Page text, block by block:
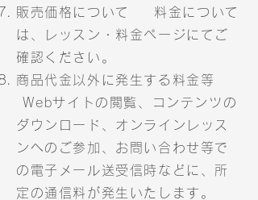
販売価格について 料金について
は、レッスン・料金ページにてご
確認ください。
商品代金以外に発生する料金等
Webサイトの閲覧、コンテンツの
ダウンロード、オンラインレッス
ンへのご参加、お問い合わせ等で
の電子メール送受信時などに、所
定の通信料が発生いたします。